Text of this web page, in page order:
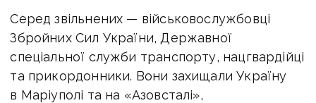
Серед звільнених — військовослужбовці
Збройних Сил України, Державної
спеціальної служби транспорту, нацгвардійці
та прикордонники. Вони захищали Україну
в Маріуполі та на «Азовсталі»,